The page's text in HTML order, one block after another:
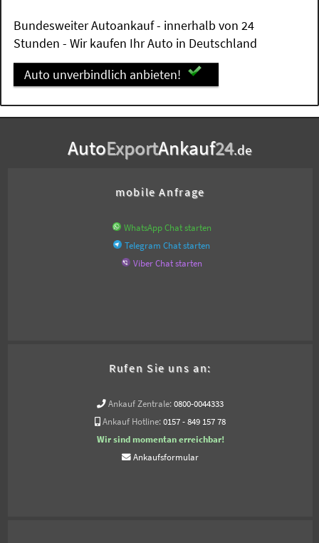
Bundesweiter Autoankauf - innerhalb von 24
Stunden - Wir kaufen Ihr Auto in Deutschland
Auto unverbindlich anbieten!
AutoExportAnkauf24.de
mobile Anfrage
WhatsApp Chat starten
Telegram Chat starten
Viber Chat starten
Rufen Sie uns an:
Ankauf Zentrale: 0800-0044333
Ankauf Hotline: 0157 - 849 157 78
Wir sind momentan erreichbar!
Ankaufsformular